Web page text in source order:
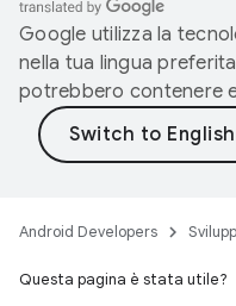
Google utilizza la
nella tua lingua
potrebbero contenere
Android Developers
Questa pagina è stata utile?